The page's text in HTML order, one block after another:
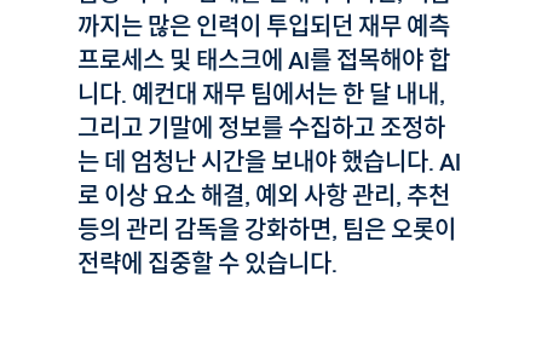
까지는 많은 인력이 투입되던 재무 예측
프로세스 및 태스크에 AI를 접목해야 합
니다. 예컨대 재무 팀에서는 한 달 내내,
그리고 기말에 정보를 수집하고 조정하
는 데 엄청난 시간을 보내야 했습니다. AI
로 이상 요소 해결, 예외 사항 관리, 추천
등의 관리 감독을 강화하면, 팀은 오롯이
전략에 집중할 수 있습니다.